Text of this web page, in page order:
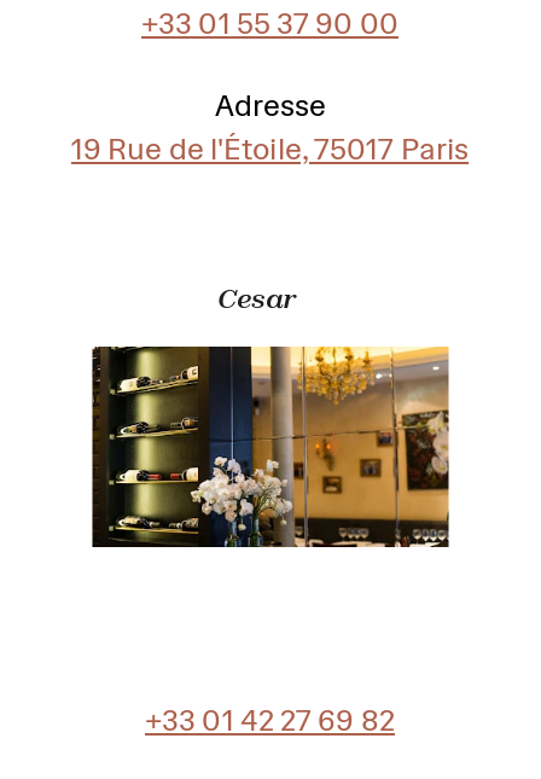
+33 01 55 37 90 00
Adresse
19 Rue de l'Étoile, 75017 Paris
+33 01 42 27 69 82
Cesar